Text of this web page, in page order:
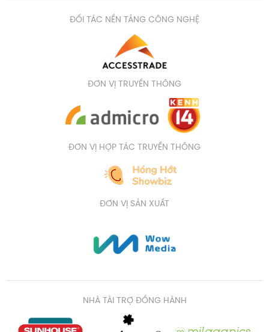
ĐỐI TÁC NỀN TẢNG CÔNG NGHỆ
ĐƠN VỊ TRUYỀN THÔNG
ĐƠN VỊ HỢP TÁC TRUYỀN THÔNG
ĐƠN VỊ SẢN XUẤT
NHÀ TÀI TRỢ ĐỒNG HÀNH